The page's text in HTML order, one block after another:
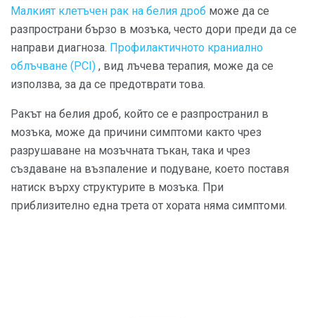
Малкият клетъчен рак на белия дроб може да се
разпространи бързо в мозъка, често дори преди да се
направи диагноза. Профилактичното краниално
облъчване (PCI) , вид лъчева терапия, може да се
използва, за да се предотврати това.
Ракът на белия дроб, който се е разпространил в
мозъка, може да причини симптоми както чрез
разрушаване на мозъчната тъкан, така и чрез
създаване на възпаление и подуване, което поставя
натиск върху структурите в мозъка. При
приблизително една трета от хората няма симптоми.